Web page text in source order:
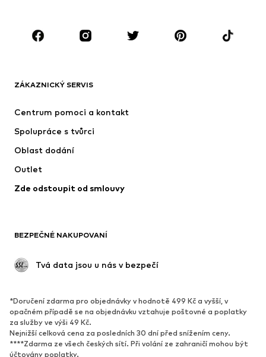
OBLEČENÍ
Bundy
Obleky & saka
Plavky
Příležitosti
Upcyklace
Nové
Kotníkové boty & kozačky
Polobotky
SPORT
Sportovní oblečení
Druhy sportů
ZÁKAZNICKÝ SERVIS
Centrum pomoci a kontakt
Spolupráce s tvůrci
Oblast dodání
Outlet
Zde odstoupit od smlouvy
BEZPEČNÉ NAKUPOVANÍ
Tvá data jsou u nás v bezpečí
*Doručení zdarma pro objednávky v hodnotě 499 Kč a vyšší, v
opačném případě se na objednávku vztahuje poštovné a poplatky
za služby ve výši 49 Kč.
Nejnižší celková cena za posledních 30 dní před snížením ceny.
****Zdarma ze všech českých sítí. Při volání ze zahraničí mohou být
účtovány poplatky.